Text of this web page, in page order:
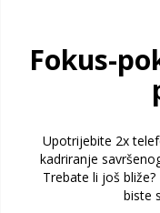
Fokus-
Upotrijebite 2x
kadriranje
Trebate li još
biste